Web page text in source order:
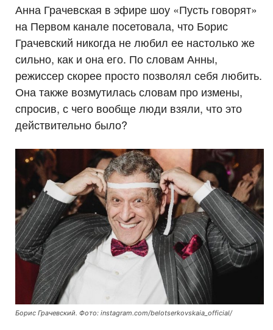
Анна Грачевская в эфире шоу «Пусть говорят»
на Первом канале посетовала, что Борис
Грачевский никогда не любил ее настолько же
сильно, как и она его. По словам Анны,
режиссер скорее просто позволял себя любить.
Она также возмутилась словам про измены,
спросив, с чего вообще люди взяли, что это
действительно было?
Борис Грачевский. Фото: instagram.com/belotserkovskaia_official/